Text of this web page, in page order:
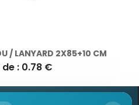
/ LANYARD 2X85+10 CM
: 0.78 €